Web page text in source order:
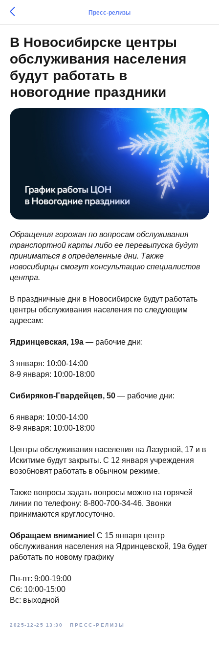
Пресс-релизы
В Новосибирске центры
обслуживания населения
будут работать в
новогодние праздники
Обращения горожан по вопросам обслуживания
транспортной карты либо ее перевыпуска будут
приниматься в определенные дни. Также
новосибирцы смогут консультацию специалистов
центра.
В праздничные дни в Новосибирске будут работать
центры обслуживания населения по следующим
адресам:
Ядринцевская, 19а — рабочие дни:
3 января: 10:00-14:00
8-9 января: 10:00-18:00
Сибиряков-Гвардейцев, 50 — рабочие дни:
6 января: 10:00-14:00
8-9 января: 10:00-18:00
Центры обслуживания населения на Лазурной, 17 и в
Искитиме будут закрыты. С 12 января учреждения
возобновят работать в обычном режиме.
Также вопросы задать вопросы можно на горячей
линии по телефону: 8-800-700-34-46. Звонки
принимаются круглосуточно.
Обращаем внимание! С 15 января центр
обслуживания населения на Ядринцевской, 19а будет
работать по новому графику
Пн-пт: 9:00-19:00
Сб: 10:00-15:00
Вс: выходной
2025-12-25 13:30 ПРЕСС-РЕЛИЗЫ